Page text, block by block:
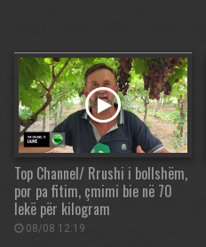
Top Channel/ Rrushi i bollshëm,
por pa fitim, çmimi bie në 70
lekë për kilogram
08/08 12:19